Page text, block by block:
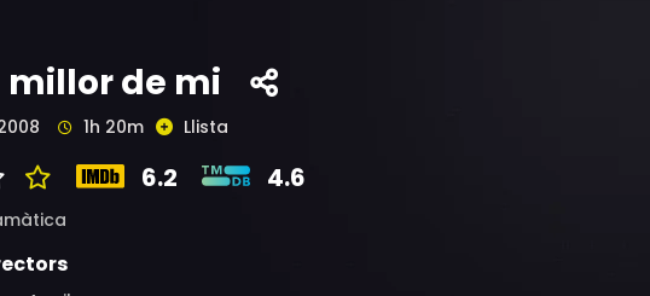
millor de mi
1h 20m Llista
6.2 4.6